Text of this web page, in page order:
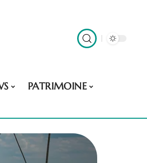
PATRIMOINE